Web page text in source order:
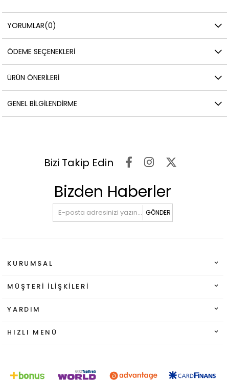
YORUMLAR(0)
ÖDEME SEÇENEKLERI
ÜRÜN ÖNERILERI
GENEL BILGILENDIRME
Bizi Takip Edin
Bizden Haberler
GÖNDER
KURUMSAL
MÜŞTERI İLIŞKILERI
YARDIM
HIZLI MENÜ